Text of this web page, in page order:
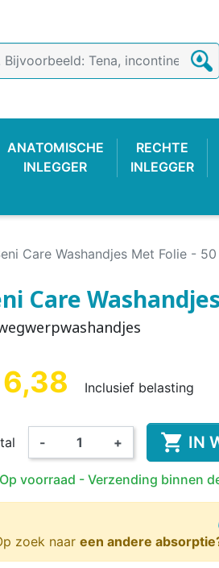
ANATOMISCHE
INLEGGER
RECHTE
INLEGGER
VAN
KINDEREN
Care Washandjes Met Folie -
Care
Inclusief belasting
- +  IN
Op voorraad - Verzending binnen
zoek naar een andere